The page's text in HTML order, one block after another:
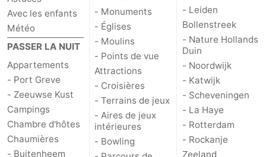
Méridionale
Leiden
Bollenstreek
Nature
Hollands
Noordwijk
-
Avec les enfants
Météo
PASSER LA NUIT
Appartements
- Port Greve
- Zeeuwse Kust
Campings
Chambre d'hôtes
Chaumières
- Buitenheem
- Monuments
- Églises
- Moulins
- Points de vue
Attractions
- Croisières
- Terrains de jeux
- Aires de jeux
intérieures
- Bowling
- Leiden
Bollenstreek
- Nature Hollands
Duin
- Noordwijk
- Katwijk
- Scheveningen
- La Haye
- Rotterdam
- Rockanje
Zeeland